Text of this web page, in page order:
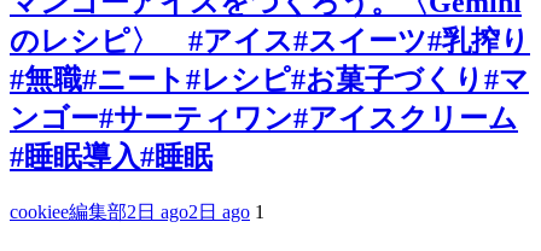
のレシピ〉 #アイス#スイーツ#乳搾り
#無職#ニート#レシピ#お菓子づくり#マ
ンゴー#サーティワン#アイスクリーム
#睡眠導入#睡眠
cookiee編集部2日 ago2日 ago 1